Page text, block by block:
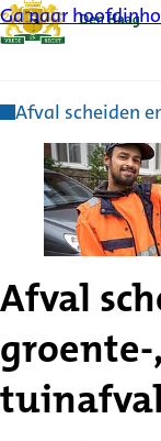
Ga naar
Afval scheiden
Afval